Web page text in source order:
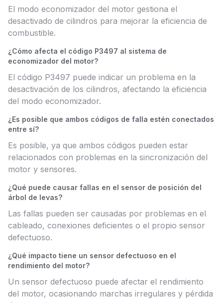
El modo economizador del motor gestiona el
desactivado de cilindros para mejorar la eficiencia de
combustible.
¿Cómo afecta el código P3497 al sistema de
economizador del motor?
El código P3497 puede indicar un problema en la
desactivación de los cilindros, afectando la eficiencia
del modo economizador.
¿Es posible que ambos códigos de falla estén conectados
entre sí?
Es posible, ya que ambos códigos pueden estar
relacionados con problemas en la sincronización del
motor y sensores.
¿Qué puede causar fallas en el sensor de posición del
árbol de levas?
Las fallas pueden ser causadas por problemas en el
cableado, conexiones deficientes o el propio sensor
defectuoso.
¿Qué impacto tiene un sensor defectuoso en el
rendimiento del motor?
Un sensor defectuoso puede afectar el rendimiento
del motor, ocasionando marchas irregulares y pérdida